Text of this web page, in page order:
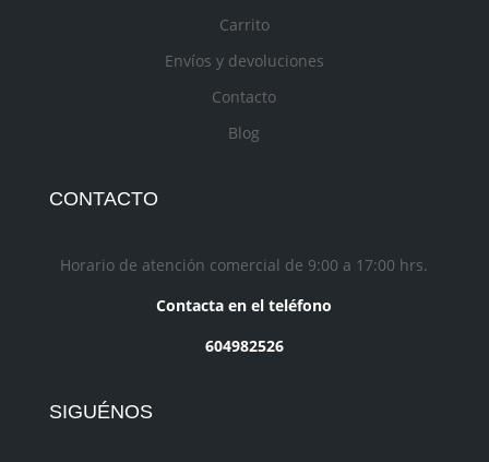
Carrito
Envíos y devoluciones
Contacto
Blog
CONTACTO
Horario de atención comercial de 9:00 a 17:00 hrs.
Contacta en el teléfono
604982526
SIGUÉNOS